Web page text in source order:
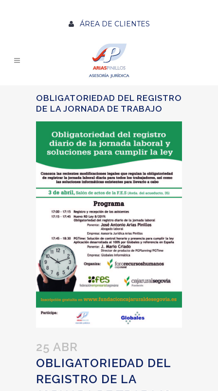
ÁREA DE CLIENTES
OBLIGATORIEDAD DEL REGISTRO
DE LA JORNADA DE TRABAJO
25 ABR
OBLIGATORIEDAD DEL
REGISTRO DE LA